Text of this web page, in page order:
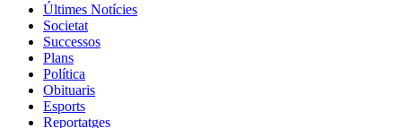
Últimes Notícies
Societat
Successos
Plans
Política
Obituaris
Esports
Reportatges